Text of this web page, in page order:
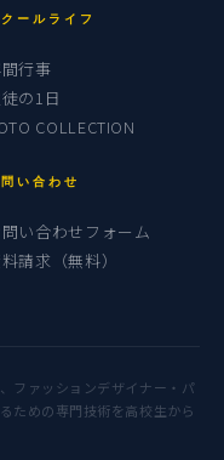
ールライフ
行事
の1日
COLLECTION
い合わせ
い合わせフォーム
請求（無料）
ファッションデザイナー・パ
ための専門技術を高校生から